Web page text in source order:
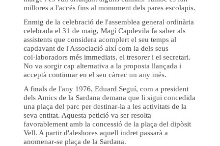
millores a l'accés fins al monument dels pares escolapis.
Enmig de la celebració de l'assemblea general ordinària
celebrada el 31 de maig, Magí Capdevila fa saber als
assistents que considera acomplert el seu temps al
capdavant de l'Associació així com la dels seus
col·laboradors més immediats, el tresorer i el secretari.
No va sorgir cap alternativa a la proposta llançada i
acceptà continuar en el seu càrrec un any més.
A finals de l'any 1976, Eduard Seguí, com a president
dels Amics de la Sardana demana que li sigui concedida
una plaça del parc per destinar-la a les activitats de la
seva entitat. Aquesta petició va ser resolta
favorablement amb la concessió de la plaça del dipòsit
Vell. A partir d'aleshores aquell indret passarà a
anomenar-se plaça de la Sardana.